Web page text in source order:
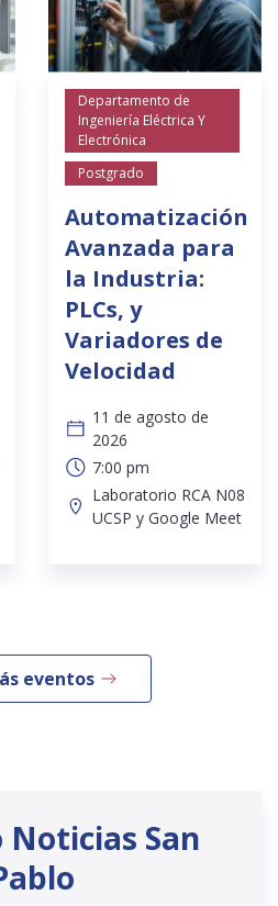
Departamento de
Ingeniería Eléctrica Y
Electrónica
Postgrado
Automatización
Avanzada para
la Industria:
PLCs, y
Variadores de
Velocidad
11 de agosto de
2026
7:00 pm
Laboratorio RCA N08
UCSP y Google Meet
eventos
San